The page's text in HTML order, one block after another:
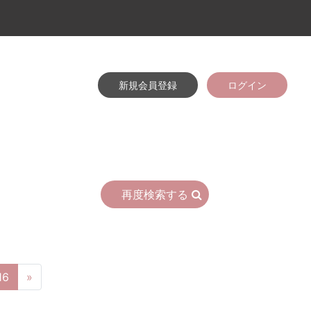
新規会員登録 ログイン
再度検索する
»